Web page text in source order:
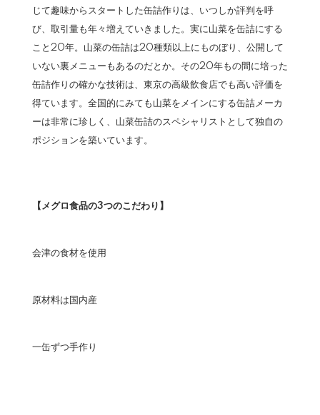
じて趣味からスタートした缶詰作りは、いつしか評判を呼
び、取引量も年々増えていきました。実に山菜を缶詰にする
こと20年。山菜の缶詰は20種類以上にものぼり、公開して
いない裏メニューもあるのだとか。その20年もの間に培った
缶詰作りの確かな技術は、東京の高級飲食店でも高い評価を
得ています。全国的にみても山菜をメインにする缶詰メーカ
ーは非常に珍しく、山菜缶詰のスペシャリストとして独自の
ポジションを築いています。
【メグロ食品の3つのこだわり】
会津の食材を使用
原材料は国内産
一缶ずつ手作り